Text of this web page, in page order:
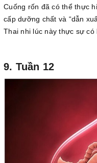
Cuống rốn đã có thể thực
cấp dưỡng chất và “dẫn
Thai nhi lúc này thực sự
9. Tuần 12